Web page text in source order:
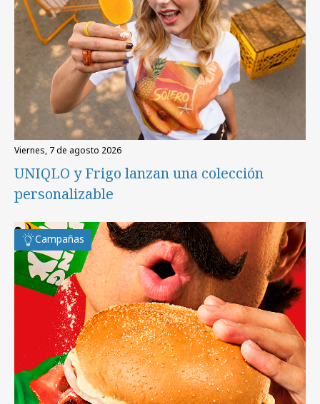
viernes, 7 de agosto 2026
UNIQLO y Frigo lanzan una colección
personalizable
Campañas